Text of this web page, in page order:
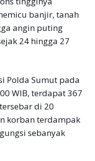
banjir, tanah
angin puting
24 hingga 27
Polda Sumut pada
WIB, terdapat 367
di 20
korban terdampak
sebanyak